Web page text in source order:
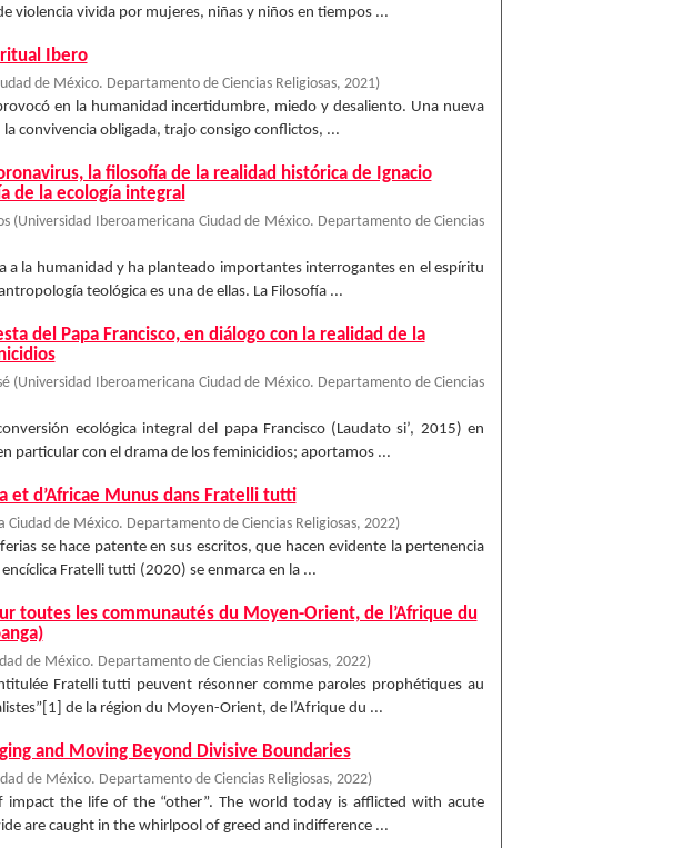
violencia vivida por mujeres, niñas y niños en tiempos ...
Ibero
de México. Departamento de Ciencias Religiosas, 2021)
en la humanidad incertidumbre, miedo y desaliento. Una nueva
convivencia obligada, trajo consigo conflictos, ...
la filosofía de la realidad histórica de Ignacio
de la ecología integral
(Universidad Iberoamericana Ciudad de México. Departamento de Ciencias
a la humanidad y ha planteado importantes interrogantes en el espíritu
teológica es una de ellas. La Filosofía ...
del Papa Francisco, en diálogo con la realidad de la
(Universidad Iberoamericana Ciudad de México. Departamento de Ciencias
ecológica integral del papa Francisco (Laudato si’, 2015) en
particular con el drama de los feminicidios; aportamos ...
et d’Africae Munus dans Fratelli tutti
Ciudad de México. Departamento de Ciencias Religiosas, 2022)
se hace patente en sus escritos, que hacen evidente la pertenencia
Fratelli tutti (2020) se enmarca en la ...
toutes les communautés du Moyen-Orient, de l’Afrique du
de México. Departamento de Ciencias Religiosas, 2022)
Fratelli tutti peuvent résonner comme paroles prophétiques au
de la région du Moyen-Orient, de l’Afrique du ...
and Moving Beyond Divisive Boundaries
de México. Departamento de Ciencias Religiosas, 2022)
impact the life of the “other”. The world today is afflicted with acute
are caught in the whirlpool of greed and indifference ...